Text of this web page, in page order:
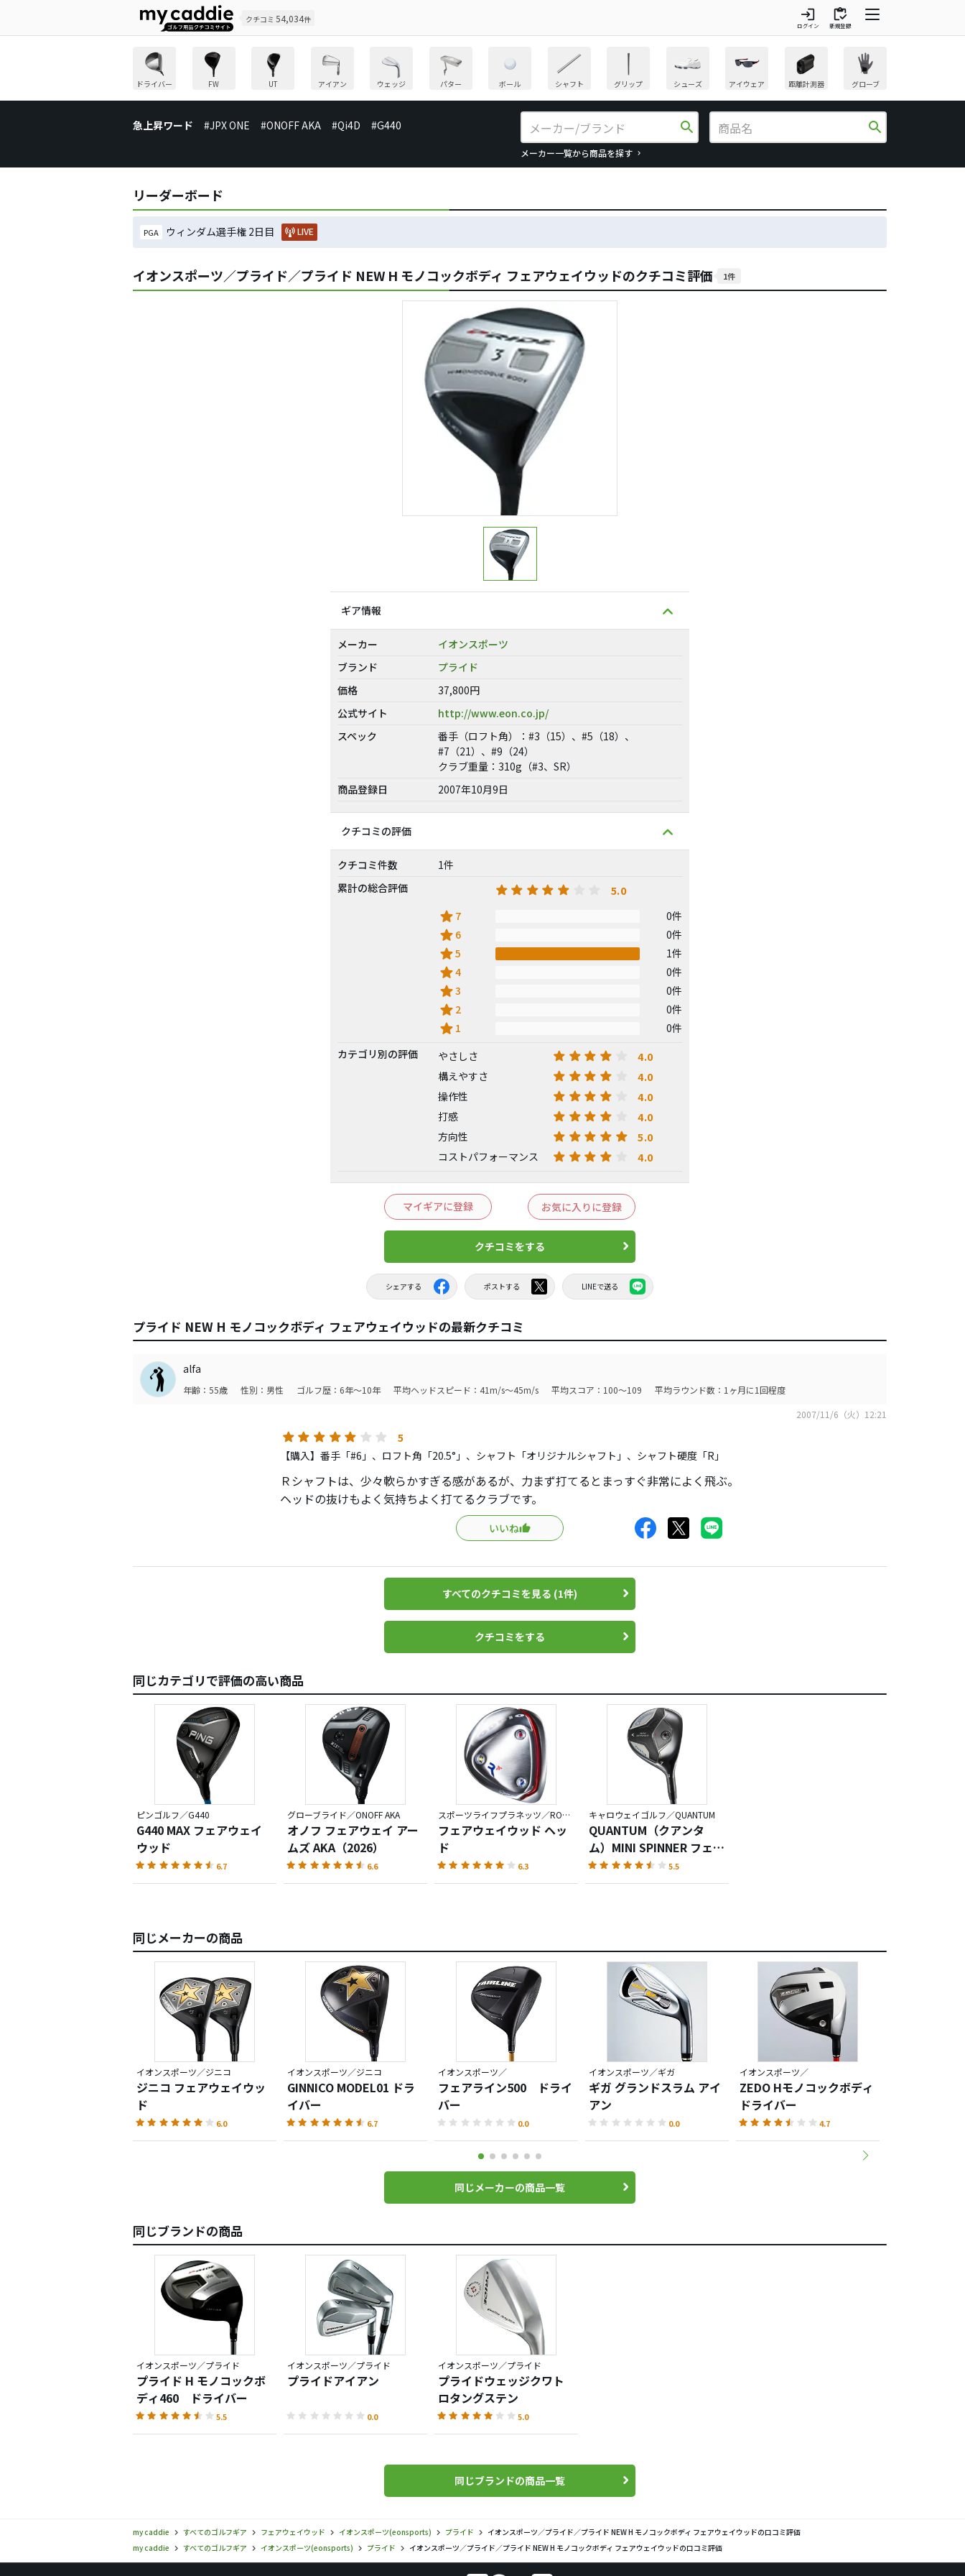
クチコミ 54,034件 login
ログイン
inventory
新規登録
ドライバー FW UT アイアン ウェッジ パター ボール シャフト グリップ シューズ アイウェア 距離計測器 グローブ
急上昇ワード #JPX ONE #ONOFF AKA #Qi4D #G440 search
メーカー一覧から商品を探す
search
リーダーボード
PGA ウィンダム選手権 2日目 LIVE
イオンスポーツ／プライド／プライド NEW H モノコックボディ フェアウェイウッドのクチコミ評価 1件
ギア情報
メーカー
イオンスポーツ
ブランド
プライド
価格
37,800円
公式サイト
http://www.eon.co.jp/
スペック
番手（ロフト角）：#3（15）、#5（18）、
#7（21）、#9（24）
クラブ重量：310g（#3、SR）
商品登録日
2007年10月9日
クチコミの評価
クチコミ件数
1件
累計の総合評価
5.0
star 7 0件
star 6 0件
star5 1件
star4 0件
star3 0件
star 2 0件
star 1
0件
カテゴリ別の評価
やさしさ 4.0
構えやすさ 4.0
操作性 4.0
打感 4.0
方向性 5.0
コストパフォーマンス 4.0
マイギアに登録 お気に入りに登録
クチコミをする
シェアする ポストする LINEで送る
プライド NEW H モノコックボディ フェアウェイウッドの最新クチコミ
alfa
年齢：55歳 性別：男性 ゴルフ歴：6年～10年 平均ヘッドスピード：41m/s～45m/s 平均スコア：100～109
平均ラウンド数：1ヶ月に1回程度
2007/11/6（火）12:21
5
【購入】番手「#6」、ロフト角「20.5°」、シャフト「オリジナルシャフト」、シャフト硬度「R」
Ｒシャフトは、少々軟らかすぎる感があるが、力まず打てるとまっすぐ非常によく飛ぶ。
ヘッドの抜けもよく気持ちよく打てるクラブです。
いいね
すべてのクチコミを見る (1件)
クチコミをする
同じカテゴリで評価の高い商品
ピンゴルフ／G440
G440 MAX フェアウェイ
ウッド
6.7
グローブライド／ONOFF AKA
オノフ フェアウェイ アー
ムズ AKA（2026）
6.6
スポーツライフプラネッツ／RODDIO
フェアウェイウッド ヘッ
ド
6.3
キャロウェイゴルフ／QUANTUM
QUANTUM（クアンタ
ム）MINI SPINNER フェア
ウェイウッド
5.5
同じメーカーの商品
イオンスポーツ／ジニコ
ジニコ フェアウェイウッ
ド
6.0
イオンスポーツ／ジニコ
GINNICO MODEL01 ドラ
イバー
6.7
イオンスポーツ／
フェアライン500 ドライ
バー
0.0
イオンスポーツ／ギガ
ギガ グランドスラム アイ
アン
0.0
イオンスポーツ／
ZEDO Hモノコックボディ
ドライバー
4.7
同じメーカーの商品一覧
同じブランドの商品
イオンスポーツ／プライド
プライド H モノコックボ
ディ460 ドライバー
5.5
イオンスポーツ／プライド
プライドアイアン
0.0
イオンスポーツ／プライド
プライドウェッジクワト
ロタングステン
5.0
同じブランドの商品一覧
my caddie すべてのゴルフギア フェアウェイウッド イオンスポーツ(eonsports) プライド
イオンスポーツ／プライド／プライド NEW H モノコックボディ フェアウェイウッドの口コミ評価
my caddie
すべてのゴルフギア イオンスポーツ(eonsports) プライド イオンスポーツ／プライド／プライド NEW H モノコックボディ フェアウェイウッドの口コミ評価